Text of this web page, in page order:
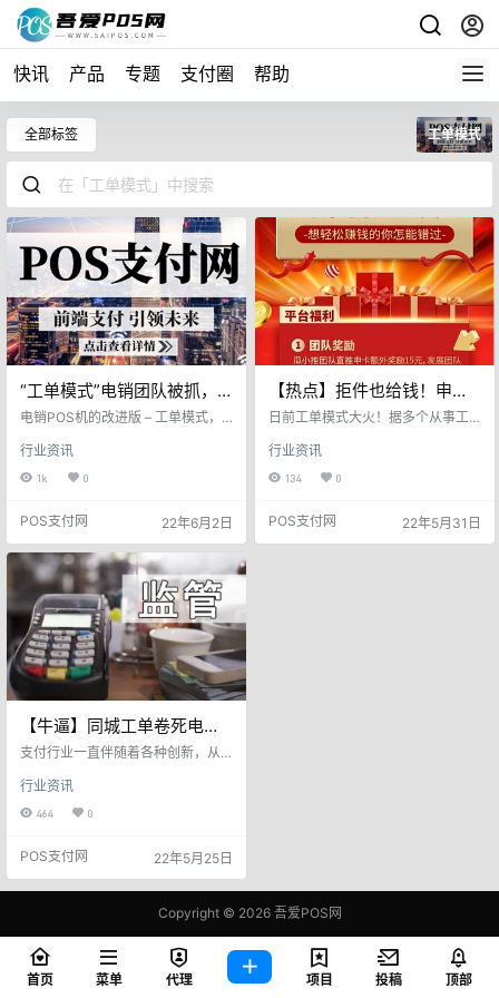
快讯 产品 专题 支付圈 帮助
全部标签 工单模式
“工单模式”电销团队被抓，
涉诈骗押金和客户信息
电销POS机的改进版 – 工单模式，
电话给客户，说上门帮客户办理大
额信用卡，上门后办卡，兑积分，
戏中的外挂一样，用起来升级是比
较快，但是容易被封杀。 近日，洛
阳某工单团队，被抓，主要原因就
是押金问题，另外数据来源也解释
不清。 小团队，做工单，万一出
事，无法自保。那么大佬们为什么
还推广这个模…
行业资讯
1k 0
POS支付网 22年6月2日
【热点】拒件也给钱！申卡
平台成同城电销数据来源帮
日前工单模式大火！据多个从事工
的！ 简直是颠覆了传统模式！ 据
小爱了解最近最火的模式就属同城
了免费送数据的模式。只要拿货免
费1：1配数据。让代理商展业无
行业资讯
134 0
POS支付网 22年5月31日
【牛逼】同城工单卷死电销
后，又卷死卡员！将引发新
支付行业一直伴随着各种创新，从
到工单模式。一路走来一路摸索。
游走在合规与不合规之间。也让内
行看门道。外行看热闹。 说起最
了！从数据面来说一条价格20-30
元。部分操盘方甚至推出了免费送
数据的模式。只要拿货免费1：1配
数据。让代理商展业无忧！ 关于工
小爱在这里总结一下有不对之处欢
迎大家…
行业资讯
464 0
POS支付网 22年5月25日
Copyright © 2026吾爱POS网
鄂ICP备2021006283号-1
查询 87 次，耗时 0.3940 秒
首页 菜单 代理 项目 投稿 顶部